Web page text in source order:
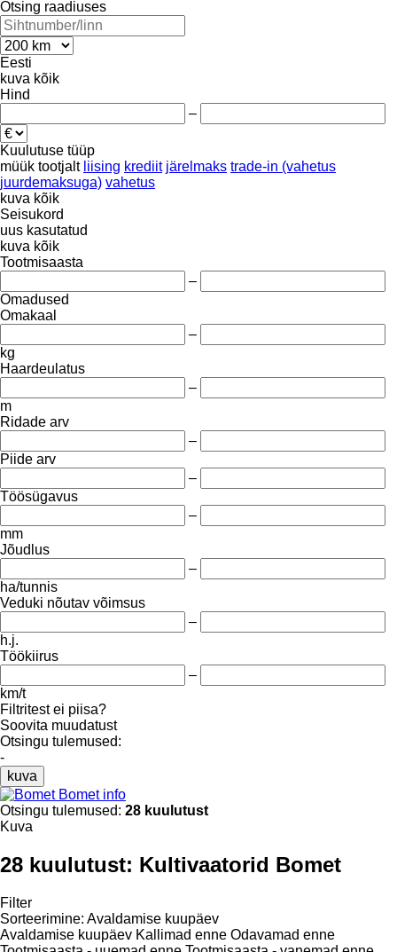
Otsing raadiuses
Eesti
kuva kõik
Hind
–
Kuulutuse tüüp
müük tootjalt liising krediit järelmaks trade-in (vahetus
juurdemaksuga) vahetus
kuva kõik
Seisukord
uus kasutatud
kuva kõik
Tootmisaasta
–
Omadused
Omakaal
–
kg
Haardeulatus
–
m
Ridade arv
–
Piide arv
–
Töösügavus
–
mm
Jõudlus
–
ha/tunnis
Veduki nõutav võimsus
–
h.j.
Töökiirus
–
km/t
Filtritest ei piisa?
Soovita muudatust
Otsingu tulemused:
-
kuva
Bomet info
Otsingu tulemused: 28 kuulutust
Kuva
28 kuulutust: Kultivaatorid Bomet
Filter
Sorteerimine: Avaldamise kuupäev
Avaldamise kuupäev Kallimad enne Odavamad enne